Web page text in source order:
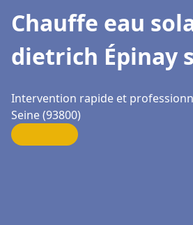
Chauffe eau
dietrich Épinay
Intervention rapide et
Seine (93800)